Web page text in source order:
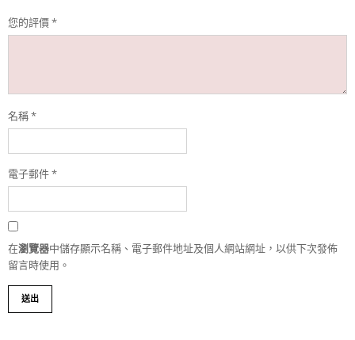
您的評價*
名稱*
電子郵件*
在瀏覽器中儲存顯示名稱、電子郵件地址及個人網站網址，以供下次發佈
留言時使用。